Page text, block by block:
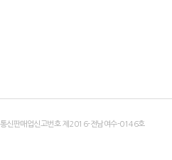
통신판매업신고번호 제2016-전남여수-0146호